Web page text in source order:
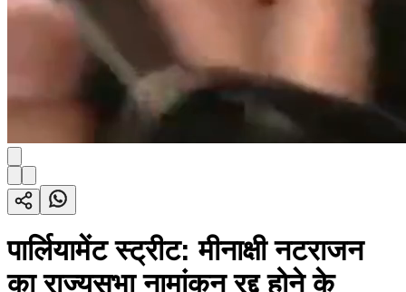
पार्लियामेंट स्ट्रीट: मीनाक्षी नटराजन
का राज्यसभा नामांकन रद्द होने के